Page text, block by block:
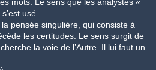
usé.
pensée singulière, qui consiste à
les certitudes. Le sens surgit de
la voie de l’Autre. Il lui faut un